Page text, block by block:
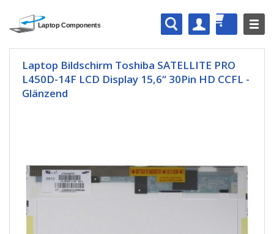
Laptop Bildschirm Toshiba SATELLITE PRO
L450D-14F LCD Display 15,6“ 30Pin HD CCFL -
Glänzend